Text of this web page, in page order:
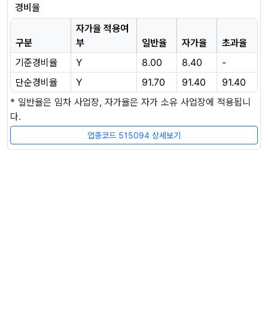
경비율
구분
자가율 적용여
부
일반율 자가율
초과율
기준경비율
Y 8.00 8.40
-
단순경비율
Y 91.70 91.40
91.40
* 일반율은 임차 사업장, 자가율은 자가 소유 사업장에 적용됩니
다.
업종코드 515094 상세보기